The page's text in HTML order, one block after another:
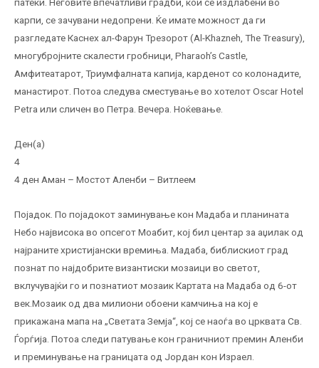
патеки. Неговите впечатливи градби, кои се издлабени во
карпи, се зачувани недопрени. Ќе имате можност да ги
разгледате Каснех ал-Фарун Трезорот (Al-Khazneh, The Treasury),
многубројните скалести гробници, Pharaoh’s Castle,
Амфитеатарот, Триумфалната капија, карденот со колонадите,
манастирот. Потоа следува сместување во хотелот Oscar Hotel
Petra или сличен во Петра. Вечера. Ноќевање.
Ден(а)
4
4 ден Аман – Мостот Аленби – Витлеем
Појадок. По појадокот заминување кон Мадаба и планината
Небо највисока во опсегот Моабит, кој бил центар за аџилак од
најраните христијански времиња. Мадаба, библискиот град
познат по најдобрите византиски мозаици во светот,
вклучувајќи го и познатиот мозаик Картата на Мадаба од 6-от
век.Мозаик од два милиони обоени камчиња на кој е
прикажана мапа на „Светата Земја“, кој се наоѓа во црквата Св.
Ѓорѓија. Потоа следи патување кон граничниот премин Аленби
и преминување на границата од Јордан кон Израел.